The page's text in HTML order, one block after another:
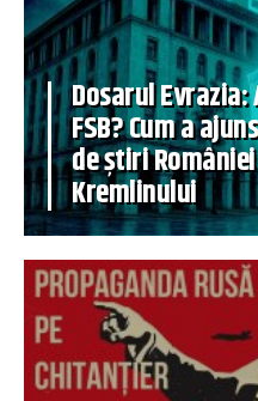
Dosarul
FSB? Cum a
de știri
Kremlinului